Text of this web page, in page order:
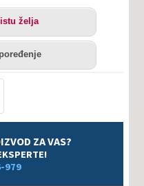
želja
ZA VAS?
979